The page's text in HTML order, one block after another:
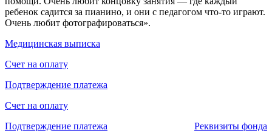
ребенок садится за пианино, и они с педагогом что-то играют.
Очень любит фотографироваться».
Медицинская выписка
Счет на оплату
Подтверждение платежа
Счет на оплату
Подтверждение платежа
Реквизиты фонда